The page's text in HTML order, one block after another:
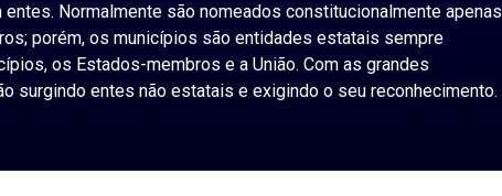
Normalmente são nomeados constitucionalmente apenas
porém, os municípios são entidades estatais sempre
os Estados-membros e a União. Com as grandes
surgindo entes não estatais e exigindo o seu reconhecimento.